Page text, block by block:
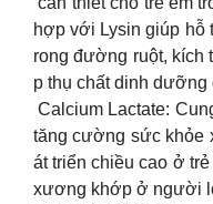
hợp với Lysin giúp hỗ
rong đường ruột, kích
p thụ chất dinh
Calcium Lactate:
tăng cường sức khỏe
át triển chiều cao ở
xương khớp ở người